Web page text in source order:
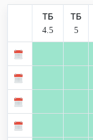
ТБ
4.5
ТБ
5